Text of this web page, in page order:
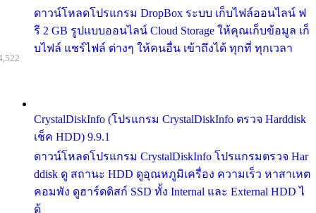
ดาวน์โหลดโปรแกรม DropBox ระบบ เก็บไฟล์ออนไลน์ ฟ
รี 2 GB รูปแบบออนไลน์ Cloud Storage ให้คุณเก็บข้อมูล เก็
บไฟล์ แชร์ไฟล์ ต่างๆ ให้คนอื่น เข้าถึงได้ ทุกที่ ทุกเวลา
CrystalDiskInfo (โปรแกรม CrystalDiskInfo ตรวจ Harddisk
เช็ค HDD) 9.9.1
ดาวน์โหลดโปรแกรม CrystalDiskInfo โปรแกรมตรวจ Har
ddisk ดู สถานะ HDD ดูอุณหภูมิเครื่อง ความเร็ว หาสาเหต
คอมพัง ดูฮาร์ดดิสก์ SSD ทั้ง Internal และ External HDD ไ
ด้